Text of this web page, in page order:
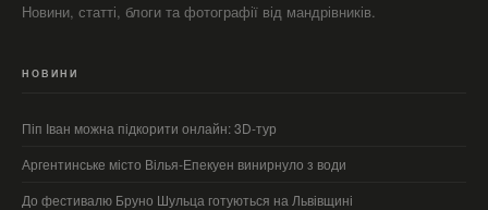
Новини, статті, блоги та фотографії від мандрівників.
НОВИНИ
Піп Іван можна підкорити онлайн: 3D-тур
Аргентинське місто Вілья-Епекуен винирнуло з води
До фестивалю Бруно Шульца готуються на Львівщині